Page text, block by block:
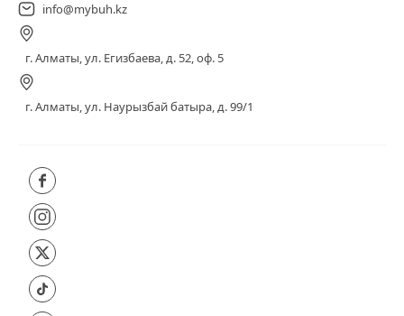
info@mybuh.kz
г. Алматы, ул. Егизбаева, д. 52, оф. 5
г. Алматы, ул. Наурызбай батыра, д. 99/1